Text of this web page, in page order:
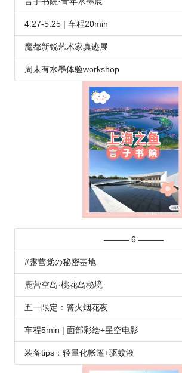
4.27-5.25 | 车程20min
魔都新锐艺术家真迹展
周末有水墨体验workshop
——— 6 ———
#露营党の秘密基地
鹿营空岛·桃花岛秘境
五一限定：篝火烟花夜
车程5min | 面部彩绘+星空电影
装备tips：轻量化帐篷+驱蚊液